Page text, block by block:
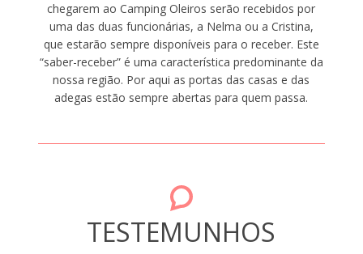
chegarem ao Camping Oleiros serão recebidos por
uma das duas funcionárias, a Nelma ou a Cristina,
que estarão sempre disponíveis para o receber. Este
“saber-receber” é uma característica predominante da
nossa região. Por aqui as portas das casas e das
adegas estão sempre abertas para quem passa.
TESTEMUNHOS